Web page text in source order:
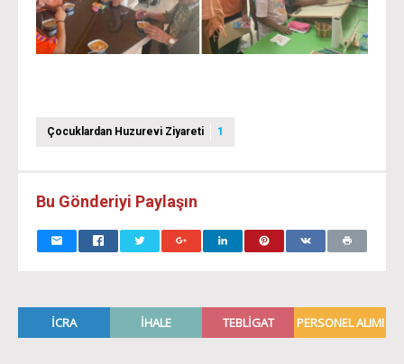
Çocuklardan Huzurevi Ziyareti 1
Bu Gönderiyi Paylaşın